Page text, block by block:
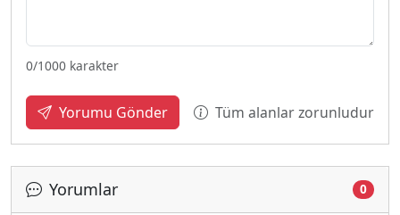
0/1000 karakter
Yorumu Gönder Tüm alanlar zorunludur
Yorumlar 0